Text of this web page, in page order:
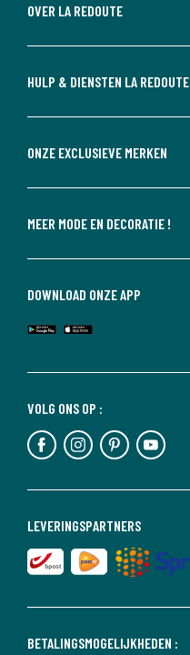
OVER LA REDOUTE
HULP & DIENSTEN LA REDOUTE
ONZE EXCLUSIEVE MERKEN
MEER MODE EN DECORATIE !
BETALINGSMOGELIJKHEDEN :
LEVERINGSPARTNERS
VOLG ONS OP :
DOWNLOAD ONZE APP